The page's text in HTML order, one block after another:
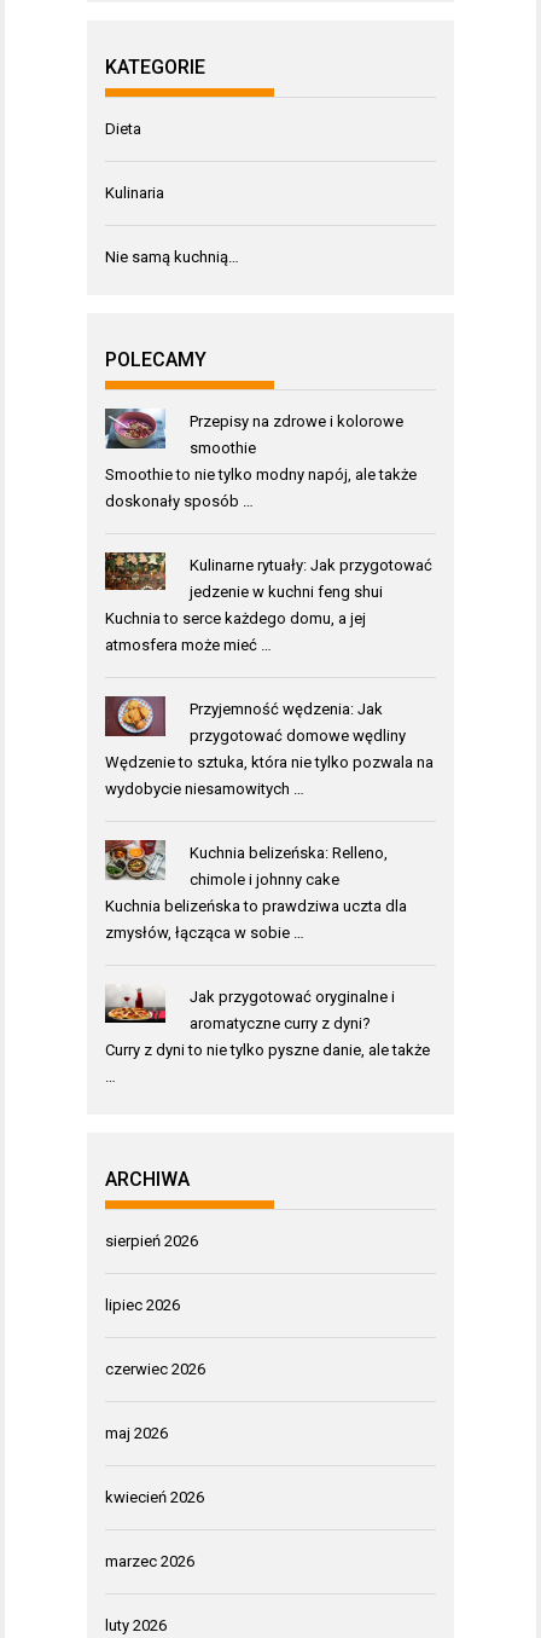
KATEGORIE
Dieta
Kulinaria
Nie samą kuchnią…
POLECAMY
Przepisy na zdrowe i kolorowe
smoothie
Smoothie to nie tylko modny napój, ale także
doskonały sposób …
Kulinarne rytuały: Jak przygotować
jedzenie w kuchni feng shui
Kuchnia to serce każdego domu, a jej
atmosfera może mieć …
Przyjemność wędzenia: Jak
przygotować domowe wędliny
Wędzenie to sztuka, która nie tylko pozwala na
wydobycie niesamowitych …
Kuchnia belizeńska: Relleno,
chimole i johnny cake
Kuchnia belizeńska to prawdziwa uczta dla
zmysłów, łącząca w sobie …
Jak przygotować oryginalne i
aromatyczne curry z dyni?
Curry z dyni to nie tylko pyszne danie, ale także
ARCHIWA
sierpień 2026
lipiec 2026
czerwiec 2026
maj 2026
kwiecień 2026
marzec 2026
luty 2026